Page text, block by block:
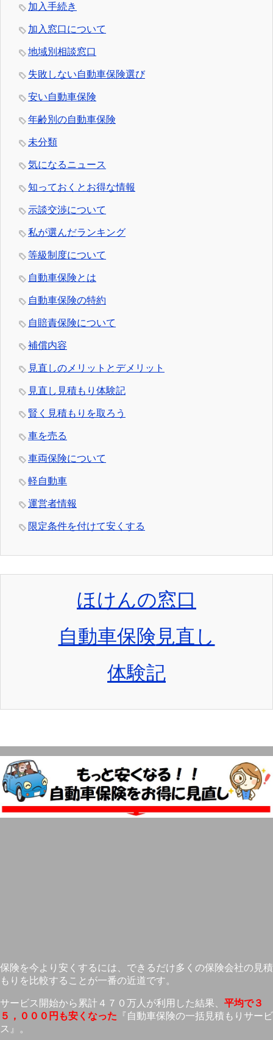
加入手続き
加入窓口について
地域別相談窓口
失敗しない自動車保険選び
安い自動車保険
年齢別の自動車保険
未分類
気になるニュース
知っておくとお得な情報
示談交渉について
私が選んだランキング
等級制度について
自動車保険とは
自動車保険の特約
自賠責保険について
補償内容
見直しのメリットとデメリット
見直し見積もり体験記
賢く見積もりを取ろう
車を売る
車両保険について
軽自動車
運営者情報
限定条件を付けて安くする
ほけんの窓口
自動車保険見直し
体験記
保険を今より安くするには、できるだけ多くの保険会社の見積
もりを比較することが一番の近道です。
サービス開始から累計４７０万人が利用した結果、 平均で３
５，０００円も安くなった 『自動車保険の一括見積もりサービ
ス』。